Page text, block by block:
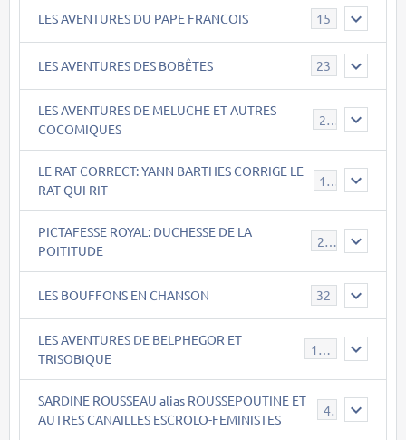
LES AVENTURES DU PAPE FRANCOIS 15
LES AVENTURES DES BOBÊTES 23
LES AVENTURES DE MELUCHE ET AUTRES
COCOMIQUES
22
LE RAT CORRECT: YANN BARTHES CORRIGE LE
RAT QUI RIT
15
PICTAFESSE ROYAL: DUCHESSE DE LA
POITITUDE
23
LES BOUFFONS EN CHANSON 32
LES AVENTURES DE BELPHEGOR ET
TRISOBIQUE
147
SARDINE ROUSSEAU alias ROUSSEPOUTINE ET
AUTRES CANAILLES ESCROLO-FEMINISTES
40